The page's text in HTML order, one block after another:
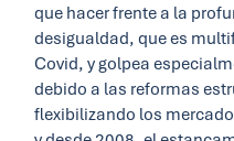
que hacer frente a la
desigualdad, que es
Covid, y golpea
debido a las reformas
flexibilizando los